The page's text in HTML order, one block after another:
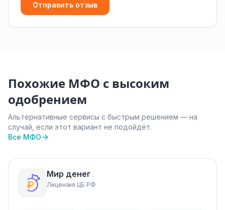
Отправить отзыв
Похожие МФО с высоким
одобрением
Альтернативные сервисы с быстрым решением — на
случай, если этот вариант не подойдёт.
Все МФО
Мир денег
Лицензия ЦБ РФ